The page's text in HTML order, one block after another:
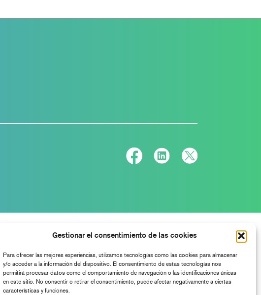
Gestionar el consentimiento de las cookies
Para ofrecer las mejores experiencias, utilizamos tecnologías como las cookies para almacenar
y/o acceder a la información del dispositivo. El consentimiento de estas tecnologías nos
permitirá procesar datos como el comportamiento de navegación o las identificaciones únicas
en este sitio. No consentir o retirar el consentimiento, puede afectar negativamente a ciertas
características y funciones.